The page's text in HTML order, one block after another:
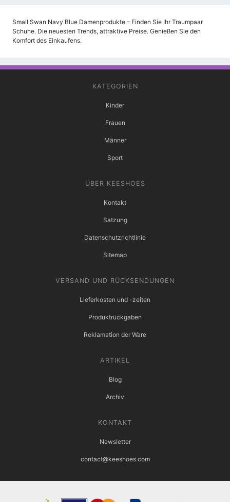
Small Swan Navy Blue Damenprodukte – Finden Sie Ihr Traumpaar
Schuhe. Die neuesten Trends, attraktive Preise. Genießen Sie den
Komfort des Einkaufens.
KATEGORIEN
Kinder
Frauen
Männer
Sport
ÜBER KEESHOES
Kontakt
Satzung
Datenschutzrichtlinie
Sitemap
VERSAND UND RÜCKSENDUNGEN
Lieferkosten und -zeiten
Produktrückgaben
Reklamation der Ware
ARTIKEL
Blog
Archiv
KONTAKT
Newsletter
contact@keeshoes.com